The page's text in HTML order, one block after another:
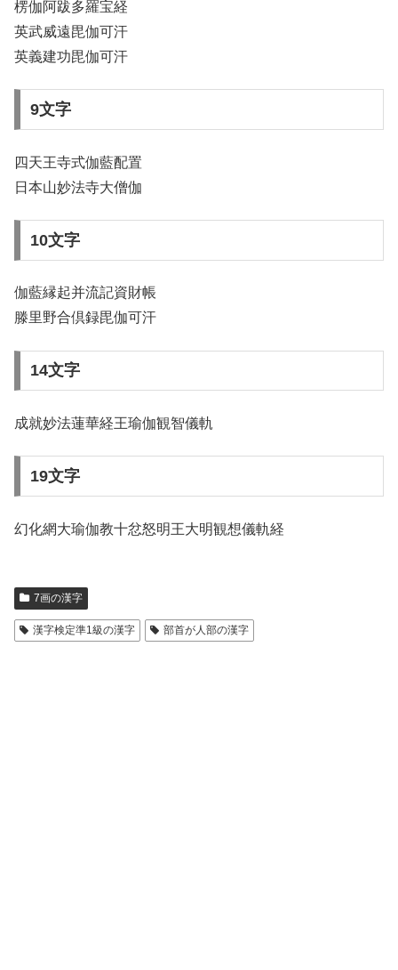
楞伽阿跋多羅宝経
英武威遠毘伽可汗
英義建功毘伽可汗
9文字
四天王寺式伽藍配置
日本山妙法寺大僧伽
10文字
伽藍縁起并流記資財帳
滕里野合倶録毘伽可汗
14文字
成就妙法蓮華経王瑜伽観智儀軌
19文字
幻化網大瑜伽教十忿怒明王大明観想儀軌経
7画の漢字
漢字検定準1級の漢字 部首が人部の漢字